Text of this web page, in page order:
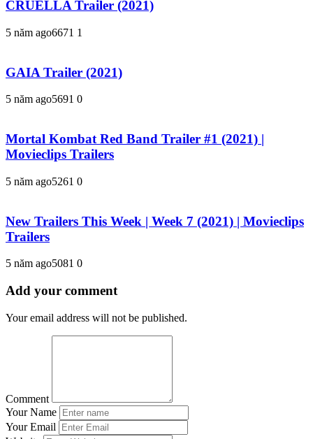
CRUELLA Trailer (2021)
5 năm ago6671 1
GAIA Trailer (2021)
5 năm ago5691 0
Mortal Kombat Red Band Trailer #1 (2021) |
Movieclips Trailers
5 năm ago5261 0
New Trailers This Week | Week 7 (2021) | Movieclips
Trailers
5 năm ago5081 0
Add your comment
Your email address will not be published.
Comment
Your Name
Your Email